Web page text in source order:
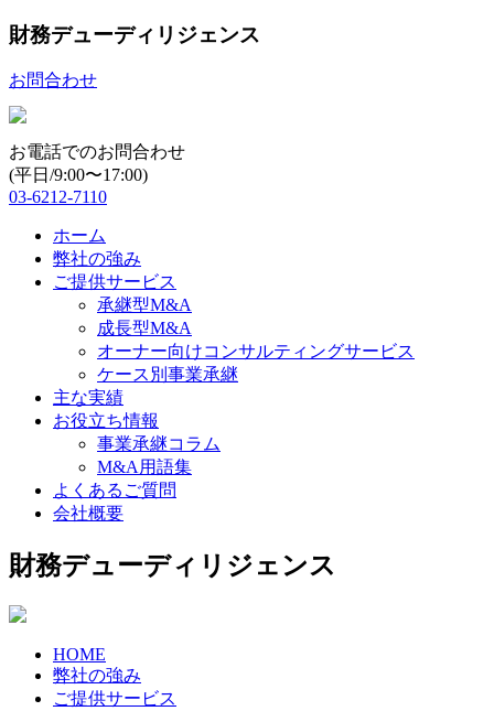
財務デューディリジェンス
お問合わせ
お電話でのお問合わせ
(平日/9:00〜17:00)
03-6212-7110
ホーム
弊社の強み
ご提供サービス
承継型M&A
成長型M&A
オーナー向けコンサルティングサービス
ケース別事業承継
主な実績
お役立ち情報
事業承継コラム
M&A用語集
よくあるご質問
会社概要
財務デューディリジェンス
HOME
弊社の強み
ご提供サービス